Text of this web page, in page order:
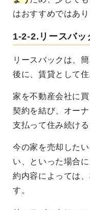
はおすすめではあり
1-2-2.リースバッ
リースバックは、
後に、賃貸として
家を不動産会社に
契約を結び、オー
支払って住み続ける
今の家を売却した
い、といった場合
約内容によっては
す。